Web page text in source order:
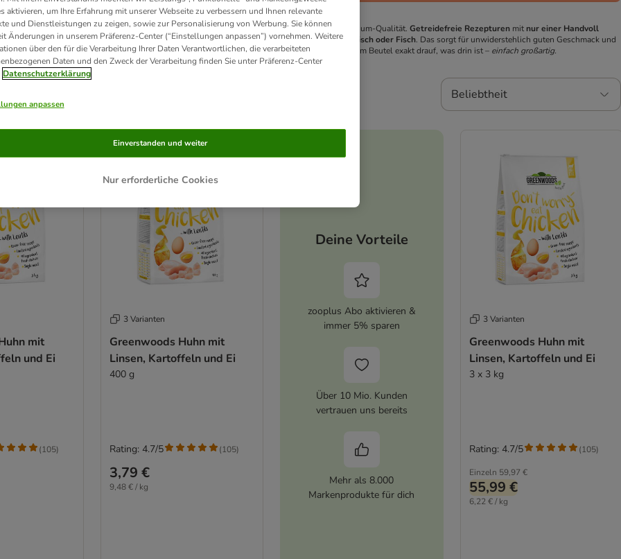
auch der anspruchsvollsten Samtpfote gerecht zu werden: Greenwoods Trockenfutter in Premium-Qualität. Getreidefreie Rezepturen mit nur einer Handvoll
aufeinander abgestimmter Zutaten . Dabei besteht derLöwenanteil aus frischem Fleisch oder Fisch. Das sorgt für unwiderstehlich guten Geschmack und
Genießern. Und kann sich zudem sehen lassen. Deshalb steht bei Greenwoods auch auf jedem Beutel exakt drauf, was drin ist – einfach großartig.
Beliebtheit
been changed
mit
und Ei
(105)
3 Varianten
Greenwoods Huhn mit
Linsen, Kartoffeln und Ei
400 g
3,79 €
9,48 € / kg
Rating: 4.7/5 (105)
Deine Vorteile
zooplus Abo aktivieren &
immer 5% sparen
Über 10 Mio. Kunden
vertrauen uns bereits
Mehr als 8.000
Markenprodukte für dich
3 Varianten
Greenwoods Huhn mit
Linsen, Kartoffeln und Ei
3 x 3 kg
Einzeln 59,97 €
55,99 €
6,22 € / kg
Rating: 4.7/5 (105)
aktivieren, um Ihre Erfahrung mit unserer Webseite zu verbessern und Ihnen relevante
und Dienstleistungen zu zeigen, sowie zur Personalisierung von Werbung. Sie können
Änderungen in unserem Präferenz-Center (“Einstellungen anpassen”) vornehmen. Weitere
über den für die Verarbeitung Ihrer Daten Verantwortlichen, die verarbeiteten
Daten und den Zweck der Verarbeitung finden Sie unter Präferenz-Center
Datenschutzerklärung
anpassen
Nur erforderliche Cookies
Einverstanden und weiter